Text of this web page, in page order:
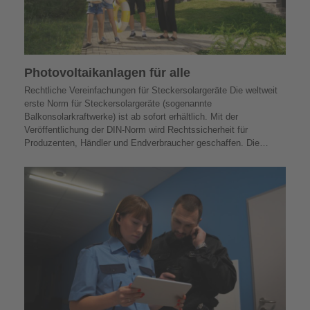
Photovoltaik­­anlagen für alle
Rechtliche Vereinfachungen für Steckersolargeräte Die weltweit
erste Norm für Steckersolargeräte (sogenannte
Balkonsolarkraftwerke) ist ab sofort erhältlich. Mit der
Veröffentlichung der DIN-Norm wird Rechtssicherheit für
Produzenten, Händler und Endverbraucher geschaffen. Die…